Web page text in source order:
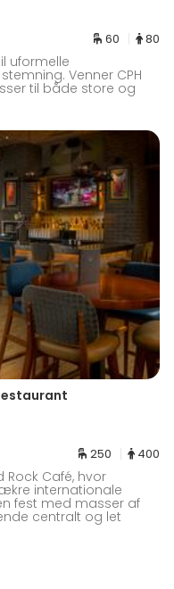
60 80
uformelle
Venner CPH
til både store og
250 400
Rock Café, hvor
internationale
fest med masser af
centralt og let